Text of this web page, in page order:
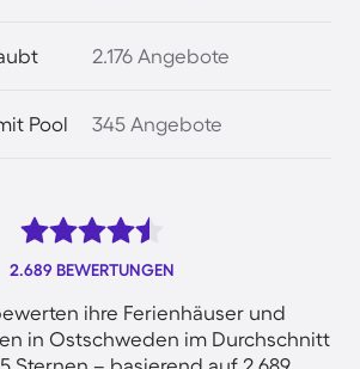
2.176 Angebote
Pool 345 Angebote
2.689 BEWERTUNGEN
ihre Ferienhäuser und
in Ostschweden im Durchschnitt